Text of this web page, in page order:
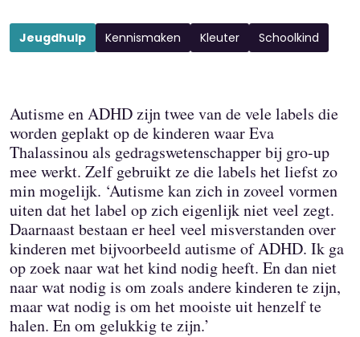
Jeugdhulp Kennismaken Kleuter Schoolkind
Autisme en ADHD zijn twee van de vele labels die
worden geplakt op de kinderen waar Eva
Thalassinou als gedragswetenschapper bij gro-up
mee werkt. Zelf gebruikt ze die labels het liefst zo
min mogelijk. ‘Autisme kan zich in zoveel vormen
uiten dat het label op zich eigenlijk niet veel zegt.
Daarnaast bestaan er heel veel misverstanden over
kinderen met bijvoorbeeld autisme of ADHD. Ik ga
op zoek naar wat het kind nodig heeft. En dan niet
naar wat nodig is om zoals andere kinderen te zijn,
maar wat nodig is om het mooiste uit henzelf te
halen. En om gelukkig te zijn.’